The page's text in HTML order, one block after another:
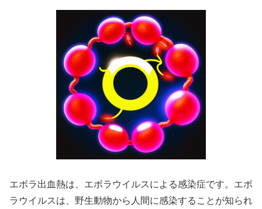
エボラ出血熱は、エボラウイルスによる感染症です。エボ
ラウイルスは、野生動物から人間に感染することが知られ